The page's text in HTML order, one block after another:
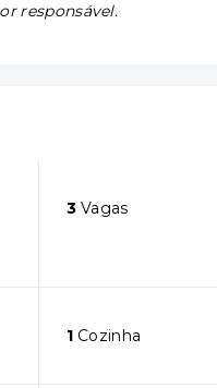
responsável.
3 Vagas
1 Cozinha